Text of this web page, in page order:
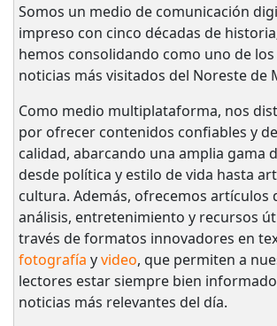
Somos un medio de comunicación
impreso con cinco décadas de
hemos consolidando como uno de
noticias más visitados del Noreste de
Como medio multiplataforma, nos
por ofrecer contenidos confiables y
calidad, abarcando una amplia gama
desde política y estilo de vida hasta
cultura. Además, ofrecemos artículos
análisis, entretenimiento y recursos
través de formatos innovadores en
fotografía yvideo, que permiten a
lectores estar siempre bien
noticias más relevantes del día.